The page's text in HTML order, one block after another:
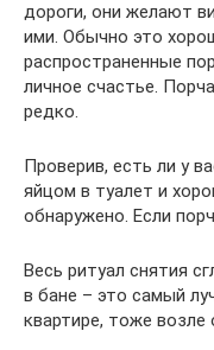
дороги, они желают
ими. Обычно это
распространенные
личное счастье.
редко.
Проверив, есть ли у
яйцом в туалет и
обнаружено. Если
Весь ритуал снятия
в бане – это самый
квартире, тоже возле